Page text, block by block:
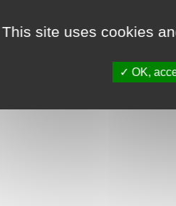
This site uses cookies
OK,